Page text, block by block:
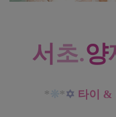
서 초.양
* *✡ 타이 &